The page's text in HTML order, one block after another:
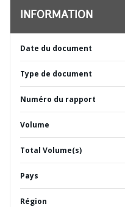
INFORMATION
Date du document
Type de document
Numéro du rapport
Volume
Total Volume(s)
Pays
Région